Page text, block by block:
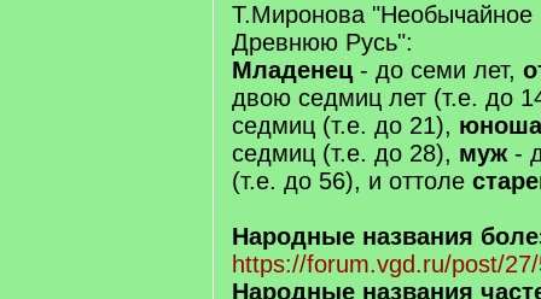
Т.Миронова "Необычайное
Древнюю Русь":
Младенец - до семи лет,
двою седмиц лет (т.е. до
седмиц (т.е. до 21),
седмиц (т.е. до 28), муж -
(т.е. до 56), и оттоле
Народные названия
https://forum.vgd.ru/post/
Народные названия